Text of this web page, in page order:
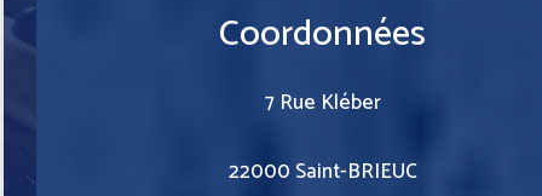
Coordonnées
7 Rue Kléber
22000 Saint-BRIEUC